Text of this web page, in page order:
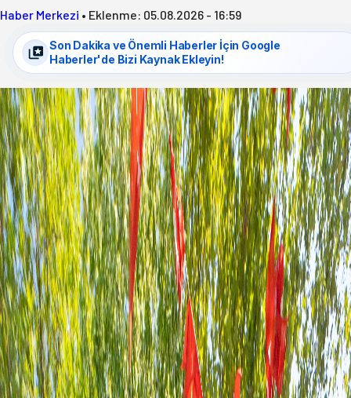
Haber Merkezi • Eklenme: 05.08.2026 - 16:59
Son Dakika ve Önemli Haberler İçin Google
Haberler'de Bizi Kaynak Ekleyin!